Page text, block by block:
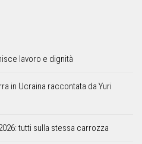
lavoro e dignità
in Ucraina raccontata da Yuri
tutti sulla stessa carrozza